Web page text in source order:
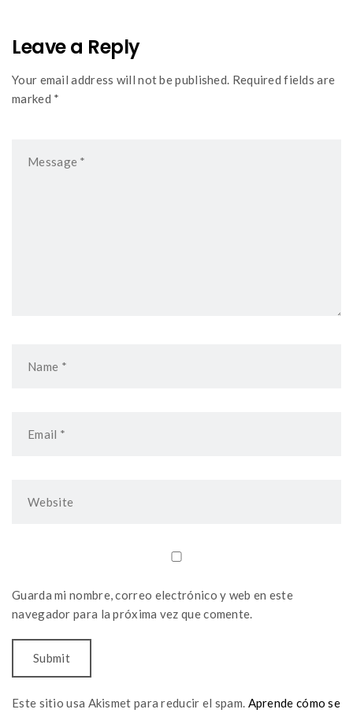
Leave a Reply
Your email address will not be published. Required fields are
marked *
Guarda mi nombre, correo electrónico y web en este
navegador para la próxima vez que comente.
Este sitio usa Akismet para reducir el spam. Aprende cómo se